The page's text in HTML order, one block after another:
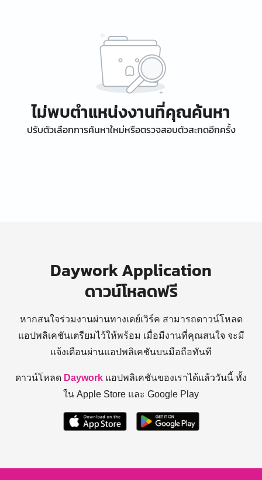
ไม่พบตำแหน่งงานที่คุณค้นหา
ปรับตัวเลือกการค้นหาใหม่หรือตรวจสอบตัวสะกดอีกครั้ง
Daywork Application
ดาวน์โหลดฟรี
หากสนใจร่วมงานผ่านทางเดย์เวิร์ค สามารถดาวน์โหลด
แอปพลิเคชันเตรียมไว้ให้พร้อม เมื่อมีงานที่คุณสนใจ จะมี
แจ้งเตือนผ่านแอปพลิเคชันบนมือถือทันที
ดาวน์โหลด Daywork แอปพลิเคชันของเราได้แล้ววันนี้ ทั้ง
ใน Apple Store และ Google Play